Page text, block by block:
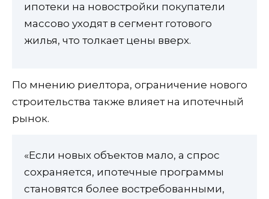
ипотеки на новостройки покупатели
массово уходят в сегмент готового
жилья, что толкает цены вверх.
По мнению риелтора, ограничение нового
строительства также влияет на ипотечный
рынок.
«Если новых объектов мало, а спрос
сохраняется, ипотечные программы
становятся более востребованными,